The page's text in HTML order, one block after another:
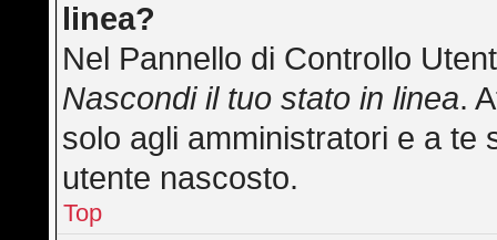
linea?
Nel Pannello di Controllo
Nascondi il tuo stato in linea.
solo agli amministratori e a te
utente nascosto.
Top